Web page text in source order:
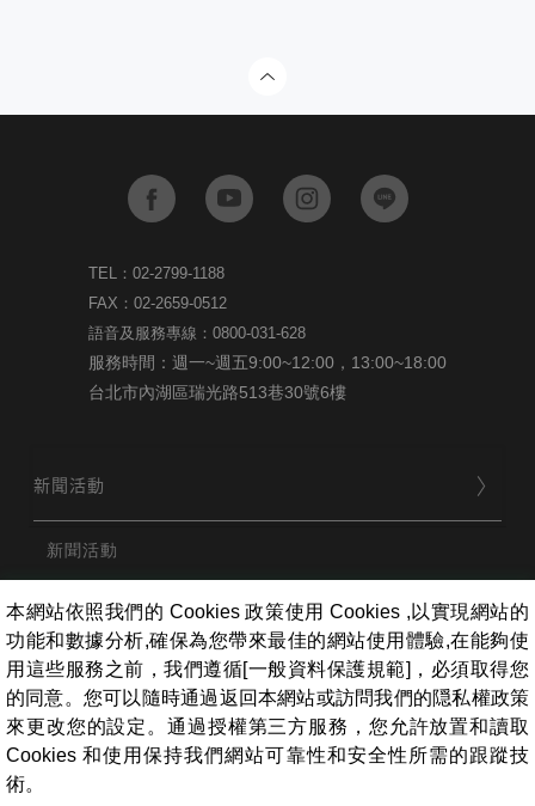
TEL：02-2799-1188
FAX：02-2659-0512
語音及服務專線：0800-031-628
服務時間：週一~週五9:00~12:00，13:00~18:00
台北市內湖區瑞光路513巷30號6樓
新聞活動
新聞活動
品牌
用戶服務
本網站依照我們的 Cookies 政策使用 Cookies ,以實現網站的
功能和數據分析,確保為您帶來最佳的網站使用體驗,在能夠使
用這些服務之前，我們遵循[一般資料保護規範]，必須取得您
的同意。您可以隨時通過返回本網站或訪問我們的隠私權政策
來更改您的設定。通過授權第三方服務，您允許放置和讀取
Cookies 和使用保持我們網站可靠性和安全性所需的跟蹤技
術。